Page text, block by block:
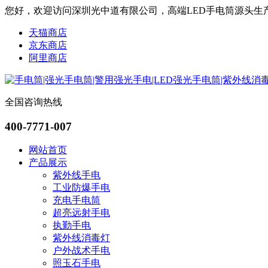
您好，欢迎访问深圳光中道有限公司，高端LED手电筒源头生
天猫商店
京东商店
阿里商店
全国咨询热线
400-7771-007
网站首页
产品展示
紫外线手电
工业防爆手电
充电手电筒
超亮远射手电
执勤手电
紫外线消毒灯
户外战术手电
照玉石手电